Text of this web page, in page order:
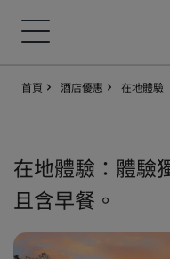
Radisson Collection
Radisson
度假酒店
酒店式公寓
預訂會議空間
要求報價
首次預訂？
當日優惠
Rad Pets
婚禮場地
會員福利
如何使用積分
首頁 酒店優惠 在地體驗
在地體驗：體驗
且含早餐。